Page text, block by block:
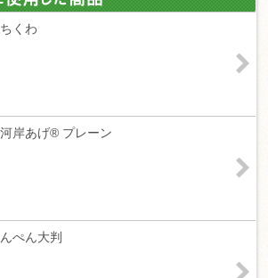
くわ
岸あげ® プレーン
ぺん大判